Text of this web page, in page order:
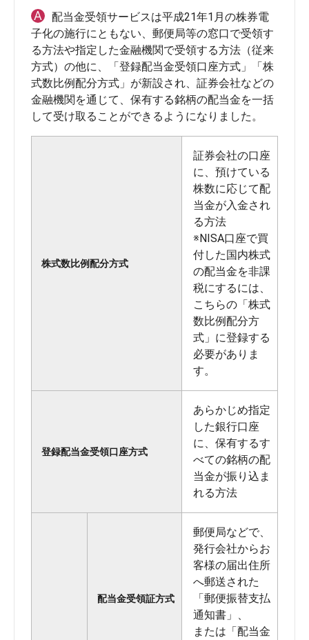
A
配当金受領サービスは平成21年1月の株券電
子化の施行にともない、郵便局等の窓口で受領す
る方法や指定した金融機関で受領する方法（従来
方式）の他に、「登録配当金受領口座方式」「株
式数比例配分方式」が新設され、証券会社などの
金融機関を通じて、保有する銘柄の配当金を一括
株式数比例配分方式
証券会社の口座
に、預けている
株数に応じて配
当金が入金され
る方法
※NISA口座で買
付した国内株式
の配当金を非課
税にするには、
こちらの「株式
数比例配分方
式」に登録する
必要がありま
す。
登録配当金受領口座方式
あらかじめ指定
した銀行口座
に、保有するす
べての銘柄の配
当金が振り込ま
れる方法
配当金受領証方式
郵便局などで、
発行会社からお
客様の届出住所
へ郵送された
「郵便振替支払
通知書」、
または「配当金